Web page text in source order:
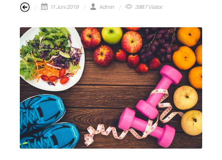
11 Juni 2019 Admin 3987 Visitor